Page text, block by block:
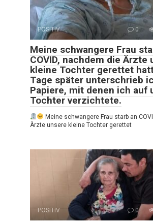
POSITIV 0
Meine schwangere Frau
COVID, nachdem die Ärzte
kleine Tochter gerettet
Tage später unterschrieb
Papiere, mit denen ich auf
Tochter verzichtete.
Meine schwangere Frau starb an
Ärzte unsere kleine Tochter gerettet
POSITIV 0